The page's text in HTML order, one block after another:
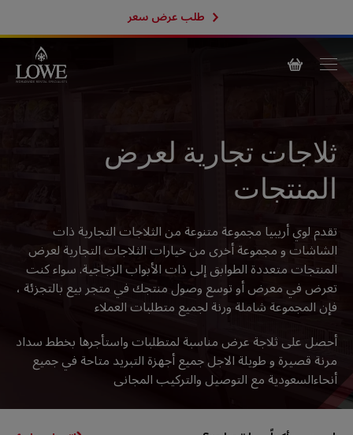
طلب عرض سعر
ثلاجات تجارية لعرض
المنتجات
تقدم لوي أريبيا مجموعة متنوعة من الثلاجات التجارية ذات
الشاشات و مجموعة أخرى من خيارات الثلاجات التجارية لعرض
المنتجات متعددة الطوابق إلى ذات الأبواب الزجاجية. سواء كنت
تعرض في معرض أو توسع وصول منتجك في متجر بيع بالتجزئة ،
فإن المجموعة شاملة ورنة لجميع متطلبات العملاء
أحصل على ثلاجة عرض مناسبة لمتطلبات واستأجرها بخطط سداد
مرنة قصيرة و طويلة الاجلجميع أجهزة التبريد متاحة في جميع
أنحاءالسعودية مع التوصيل والتركيب المجانى